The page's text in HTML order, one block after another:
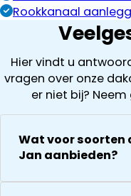
Rookkanaal
Hier vindt u
vragen over onze
er niet bij?
Wat voor soorten
Jan aanbieden?